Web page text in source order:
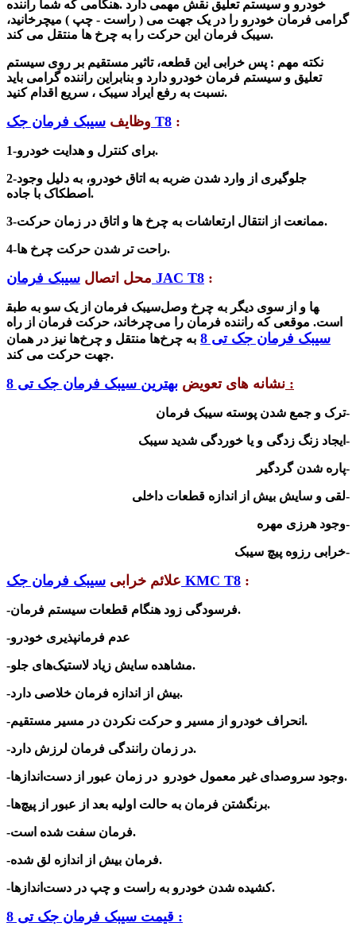
خودرو و سیستم تعلیق نقش مهمی دارد .هنگامی که شما راننده
گرامی فرمان خودرو را در یک جهت می ( راست - چپ ) میچرخانید،
سیبک فرمان این حرکت را به چرخ ها منتقل می کند.
نکته مهم : پس خرابی این قطعه، تاثیر مستقیم بر روی سیستم
تعلیق و سیستم فرمان خودرو دارد و بنابراین راننده گرامی باید
نسبت به رفع ایراد سیبک ، سریع اقدام کنید.
وظایف سیبک فرمان جک T8 :
1-برای کنترل و هدایت خودرو.
2-جلوگیری از وارد شدن ضربه به اتاق خودرو، به دلیل وجود
اصطکاک با جاده.
3-ممانعت از انتقال ارتعاشات به چرخ ها و اتاق در زمان حرکت.
4-راحت تر شدن حرکت چرخ ها.
محل اتصال سیبک فرمان JAC T8 :
سیبک فرمان از یک سو به طبق‎ها و از سوی دیگر به چرخ وصل
است. موقعی که راننده فرمان را می‌چرخاند، حرکت فرمان از راه
سیبک فرمان جک تی 8
به چرخ‌ها منتقل و چرخ‌ها نیز در همان
جهت حرکت می کند.
نشانه های تعویض بهترین سیبک فرمان جک تی 8 :
-ترک و جمع شدن پوسته سیبک فرمان
-ایجاد زنگ زدگی و یا خوردگی شدید سیبک
-پاره شدن گردگیر
-لقی و سایش بیش از اندازه قطعات داخلی
-وجود هرزی مهره
-خرابی رزوه پیچ سیبک
علائم خرابی سیبک فرمان جک KMC T8 :
-فرسودگی زود هنگام قطعات سیستم فرمان.
-عدم فرمانپذیری خودرو
-مشاهده سایش زیاد لاستیک‌های جلو.
-بیش از اندازه فرمانخلاصی دارد.
-انحراف خودرو از مسیر و حرکت نکردن در مسیر مستقیم.
-در زمان رانندگی فرمان لرزش دارد.
-وجود سروصدای غیر معمول خودرو در زمان عبور از دست‌اندازها.
-برنگشتن فرمان به حالت اولیه بعد از عبور از پیچ‌ها.
-فرمان سفت شده است.
-فرمان بیش از اندازه لق شده.
-کشیده شدن خودرو به راست و چپ در دست‌اندازها.
قیمت سیبک فرمان جک تی 8 :